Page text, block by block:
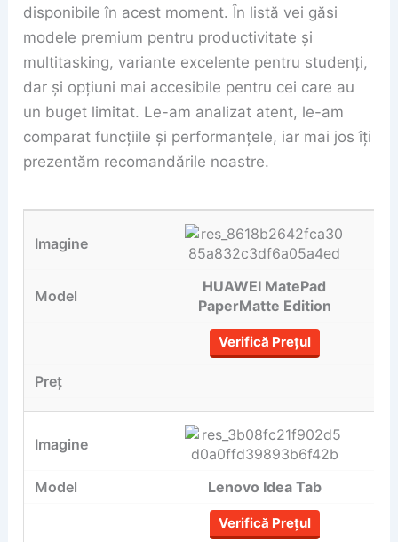
disponibile în acest moment. În listă vei găsi
modele premium pentru productivitate și
multitasking, variante excelente pentru studenți,
dar și opțiuni mai accesibile pentru cei care au
un buget limitat. Le-am analizat atent, le-am
comparat funcțiile și performanțele, iar mai jos îți
prezentăm recomandările noastre.
HUAWEI MatePad
PaperMatte Edition
Verifică Prețul
Lenovo Idea Tab
Verifică Prețul